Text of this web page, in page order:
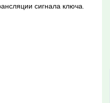
сигнала ключа.